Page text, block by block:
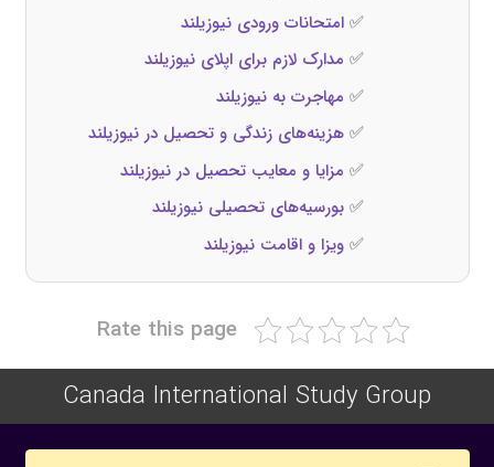
✅امتحانات ورودی نیوزیلند
✅ مدارک لازم برای اپلای نیوزیلند
✅ مهاجرت به نیوزیلند
✅هزینه‌های زندگی و تحصیل در نیوزیلند
✅ مزایا و معایب تحصیل در نیوزیلند
✅بورسیه‌های تحصیلی نیوزیلند
✅ویزا و اقامت نیوزیلند
Rate this page
Canada International Study Group